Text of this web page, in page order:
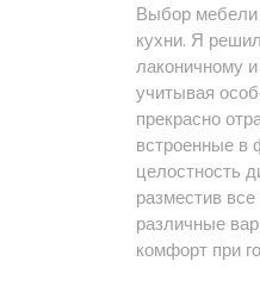
Выбор мебели
кухни. Я
лаконичному
учитывая
прекрасно
встроенные в
целостность
разместив
различные
комфорт при